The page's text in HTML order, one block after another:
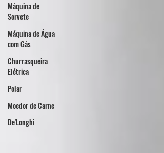
Máquina de
Sorvete
Máquina de Água
com Gás
Churrasqueira
Elétrica
Polar
Moedor de Carne
De'Longhi